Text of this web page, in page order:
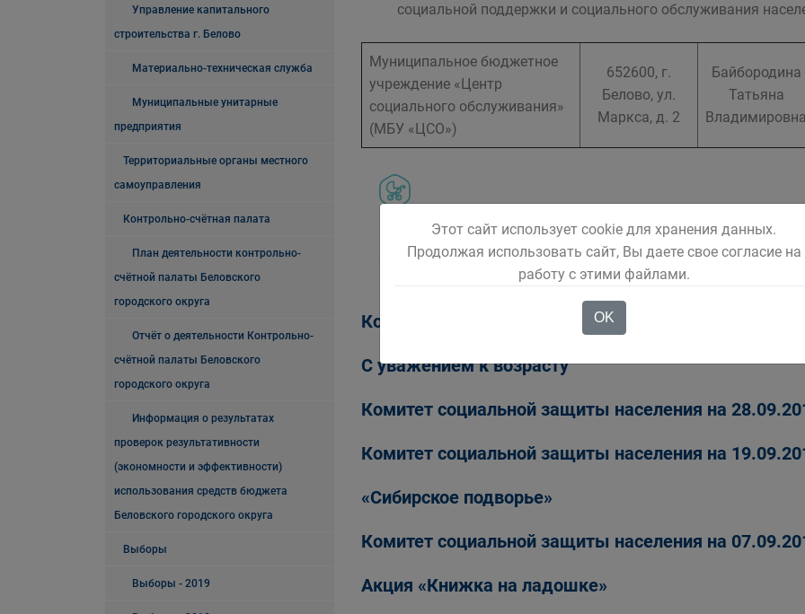
Управление капитального
строительства г. Белово
Материально-техническая служба
Муниципальные унитарные
предприятия
Территориальные органы местного
самоуправления
Контрольно-счётная палата
План деятельности контрольно-
счётной палаты Беловского
городского округа
Отчёт о деятельности Контрольно-
счётной палаты Беловского
городского округа
Информация о результатах
проверок результативности
(экономности и эффективности)
использования средств бюджета
Беловского городского округа
Выборы
Выборы - 2019
социальной поддержки и социального обслуживания
Муниципальное бюджетное
учреждение «Центр
социального обслуживания»
(МБУ «ЦСО»)
652600, г.
Белово, ул.
Маркса, д. 2
Байбородина
Татьяна
Владимировна
Семья и дети
Комитет социальной защиты населения на
С уважением к возрасту
Комитет социальной защиты населения на
Комитет социальной защиты населения на
«Сибирское подворье»
Комитет социальной защиты населения на
Акция «Книжка на ладошке»
Этот сайт использует cookie для хранения данных.
Продолжая использовать сайт, Вы даете свое согласие на
работу с этими файлами.
OK